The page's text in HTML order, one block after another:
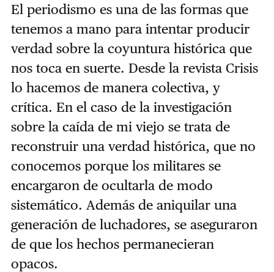
El periodismo es una de las formas que
tenemos a mano para intentar producir
verdad sobre la coyuntura histórica que
nos toca en suerte. Desde la revista Crisis
lo hacemos de manera colectiva, y
crítica. En el caso de la investigación
sobre la caída de mi viejo se trata de
reconstruir una verdad histórica, que no
conocemos porque los militares se
encargaron de ocultarla de modo
sistemático. Además de aniquilar una
generación de luchadores, se aseguraron
de que los hechos permanecieran
opacos.